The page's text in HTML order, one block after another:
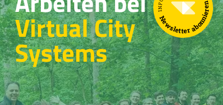
Virtual City
Systems
Newsletter abonnieren